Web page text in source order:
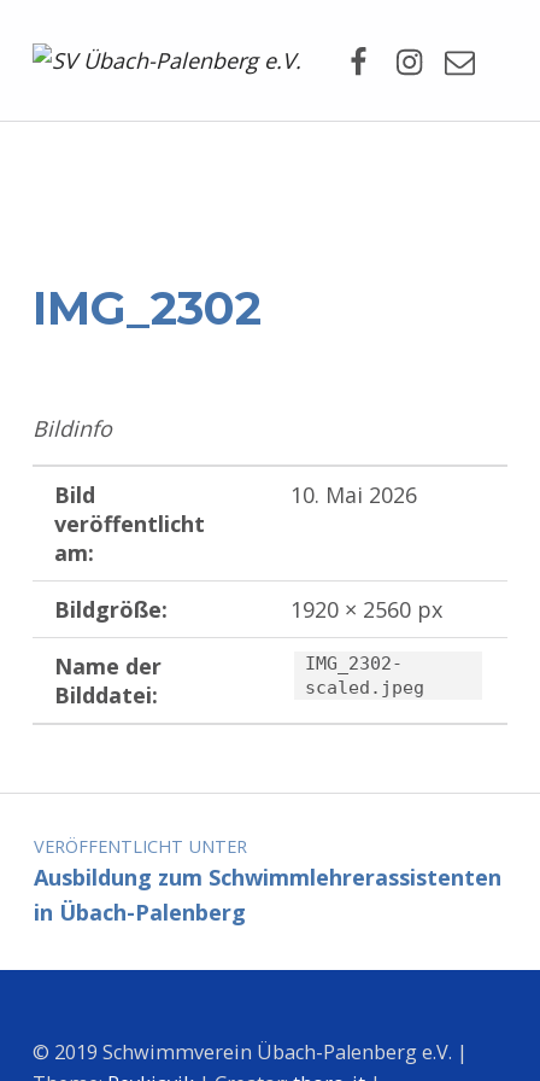
IMG_2302
Bildinfo
Bild
veröffentlicht
am:
10. Mai 2026
Bildgröße:
1920 × 2560 px
Name der
Bilddatei:
IMG_2302-
scaled.jpeg
Zurück zur Hauptnavigation springen
Beitragsnavigation
VERÖFFENTLICHT UNTER
Ausbildung zum Schwimmlehrerassistenten
in Übach-Palenberg
© 2019 Schwimmverein Übach-Palenberg e.V. |